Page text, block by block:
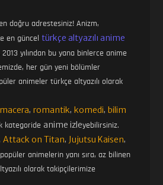
doğru adrestesiniz! Anizm,
en günceltürkçe altyazılı anime
yılından bu yana binlerce anime
her gün yeni bölümler
animeler türkçe altyazılı olarak
macera,romantik, komedi, bilim
kategoride anime izleyebilirsiniz.
Attack on Titan, Jujutsu Kaisen,
animelerin yanı sıra, az bilinen
olarak takipçilerimize